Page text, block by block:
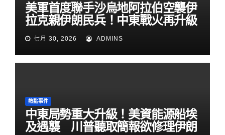
美軍首度聯手沙烏地阿拉伯空襲伊
拉克親伊朗民兵！中東戰火再升級
七月 30, 2026 ADMINS
熱點事件
中東局勢重大升級！美資能源船埃
及遇襲 川普聽取簡報欲修理伊朗